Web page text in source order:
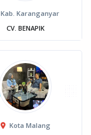
Kab. Karanganyar
CV. BENAPIK
Kota Malang